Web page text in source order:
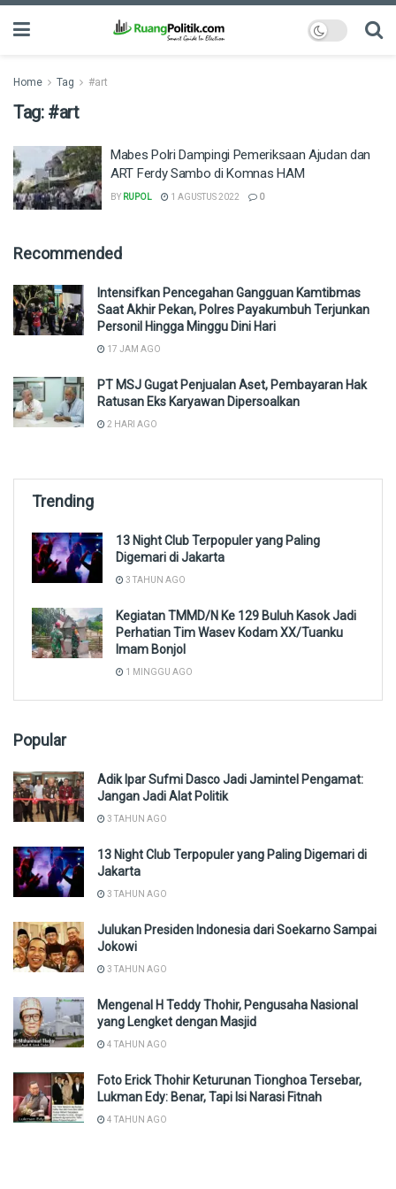
Home Tag #art
Tag: #art
Mabes Polri Dampingi Pemeriksaan Ajudan dan
ART Ferdy Sambo di Komnas HAM
BY RUPOL 1 AGUSTUS 2022 0
Recommended
Intensifkan Pencegahan Gangguan Kamtibmas
Saat Akhir Pekan, Polres Payakumbuh Terjunkan
Personil Hingga Minggu Dini Hari
17 JAM AGO
PT MSJ Gugat Penjualan Aset, Pembayaran Hak
Ratusan Eks Karyawan Dipersoalkan
2 HARI AGO
Trending
13 Night Club Terpopuler yang Paling
Digemari di Jakarta
3 TAHUN AGO
Kegiatan TMMD/N Ke 129 Buluh Kasok Jadi
Perhatian Tim Wasev Kodam XX/Tuanku
Imam Bonjol
1 MINGGU AGO
Popular
Adik Ipar Sufmi Dasco Jadi Jamintel Pengamat:
Jangan Jadi Alat Politik
3 TAHUN AGO
13 Night Club Terpopuler yang Paling Digemari di
Jakarta
3 TAHUN AGO
Julukan Presiden Indonesia dari Soekarno Sampai
Jokowi
3 TAHUN AGO
Mengenal H Teddy Thohir, Pengusaha Nasional
yang Lengket dengan Masjid
4 TAHUN AGO
Foto Erick Thohir Keturunan Tionghoa Tersebar,
Lukman Edy: Benar, Tapi Isi Narasi Fitnah
4 TAHUN AGO